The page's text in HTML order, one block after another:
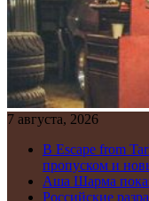
7 августа, 2026
В Escape from
пропуском и
Аша Шарма
Российские